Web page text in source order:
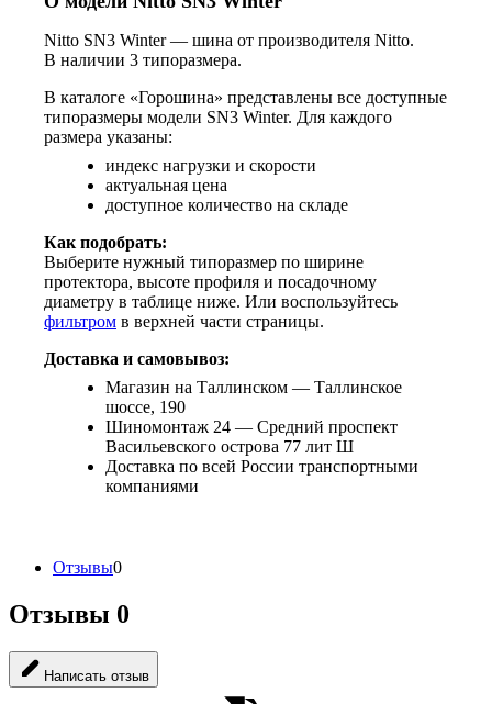
Nitto SN3 Winter — шина от производителя Nitto.
В наличии 3 типоразмера.
В каталоге «Горошина» представлены все доступные
типоразмеры модели SN3 Winter. Для каждого
размера указаны:
индекс нагрузки и скорости
актуальная цена
доступное количество на складе
Как подобрать:
Выберите нужный типоразмер по ширине
протектора, высоте профиля и посадочному
диаметру в таблице ниже. Или воспользуйтесь
фильтром в верхней части страницы.
Доставка и самовывоз:
Магазин на Таллинском — Таллинское
шоссе, 190
Шиномонтаж 24 — Средний проспект
Васильевского острова 77 лит Ш
Доставка по всей России транспортными
компаниями
Отзывы0
Отзывы 0
Написать отзыв